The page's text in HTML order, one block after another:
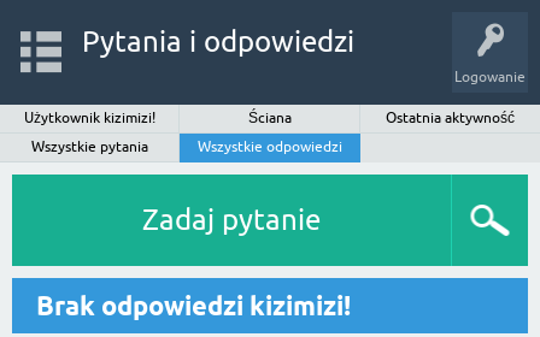
Logowanie
Pytania i odpowiedzi
Użytkownik kizimizi! Ściana
Ostatnia aktywność
Wszystkie pytania
Wszystkie odpowiedzi
Zadaj pytanie
Brak odpowiedzi kizimizi!